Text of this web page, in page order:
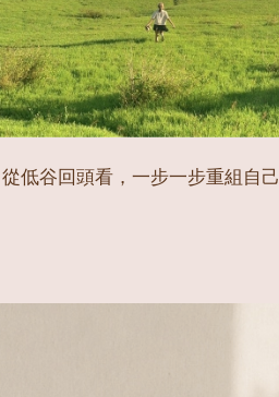
從低谷回頭看，一步一步重組自己